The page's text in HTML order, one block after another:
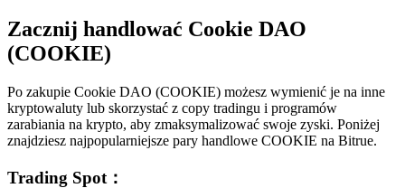
Zacznij handlować Cookie DAO
(COOKIE)
Po zakupie Cookie DAO (COOKIE) możesz wymienić je na inne
kryptowaluty lub skorzystać z copy tradingu i programów
zarabiania na krypto, aby zmaksymalizować swoje zyski. Poniżej
znajdziesz najpopularniejsze pary handlowe COOKIE na Bitrue.
Trading Spot ：